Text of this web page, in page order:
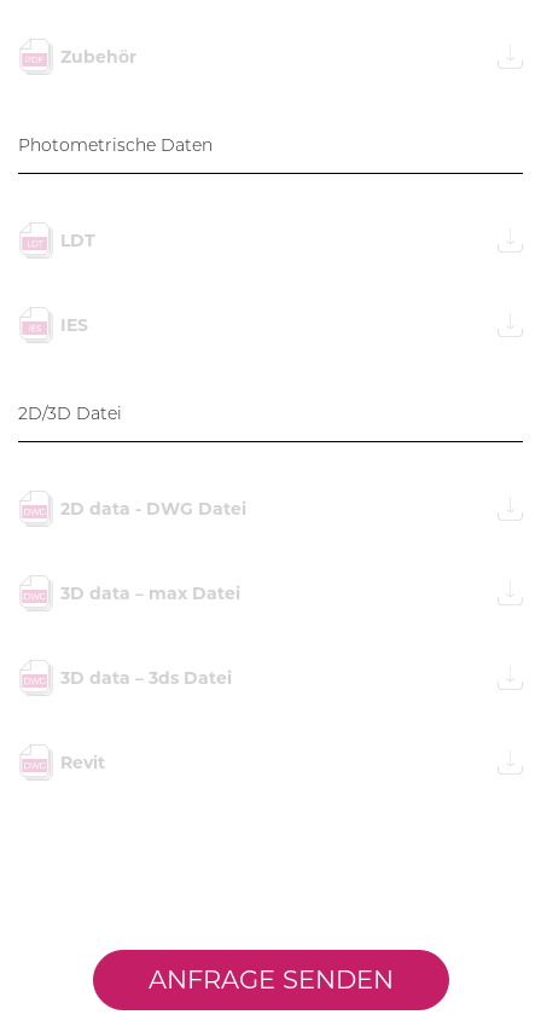
Zubehör
Photometrische Daten
LDT
IES
2D/3D Datei
2D data - DWG Datei
3D data – max Datei
3D data – 3ds Datei
Revit
ANFRAGE SENDEN